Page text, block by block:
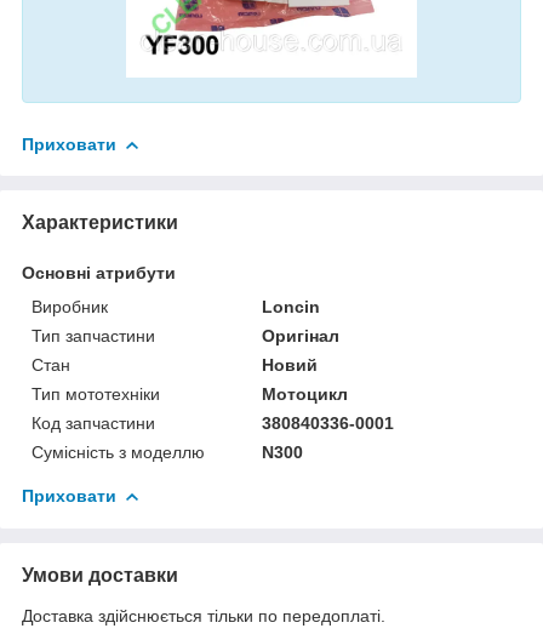
Приховати
Характеристики
Основні атрибути
Виробник
Loncin
Тип запчастини
Оригінал
Стан
Новий
Тип мототехніки
Мотоцикл
Код запчастини
380840336-0001
Сумісність з моделлю
N300
Приховати
Умови доставки
Доставка здійснюється тільки по передоплаті.